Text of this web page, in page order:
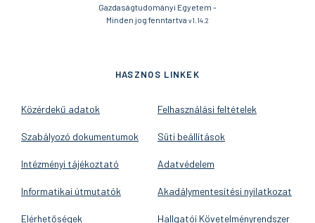
Gazdaságtudományi Egyetem -
Minden jog fenntartva v1.14.2
HASZNOS LINKEK
Közérdekű adatok
Szabályozó dokumentumok
Intézményi tájékoztató
Informatikai útmutatók
Elérhetőségek
Felhasználási feltételek
Süti beállítások
Adatvédelem
Akadálymentesítési nyilatkozat
Hallgatói Követelményrendszer